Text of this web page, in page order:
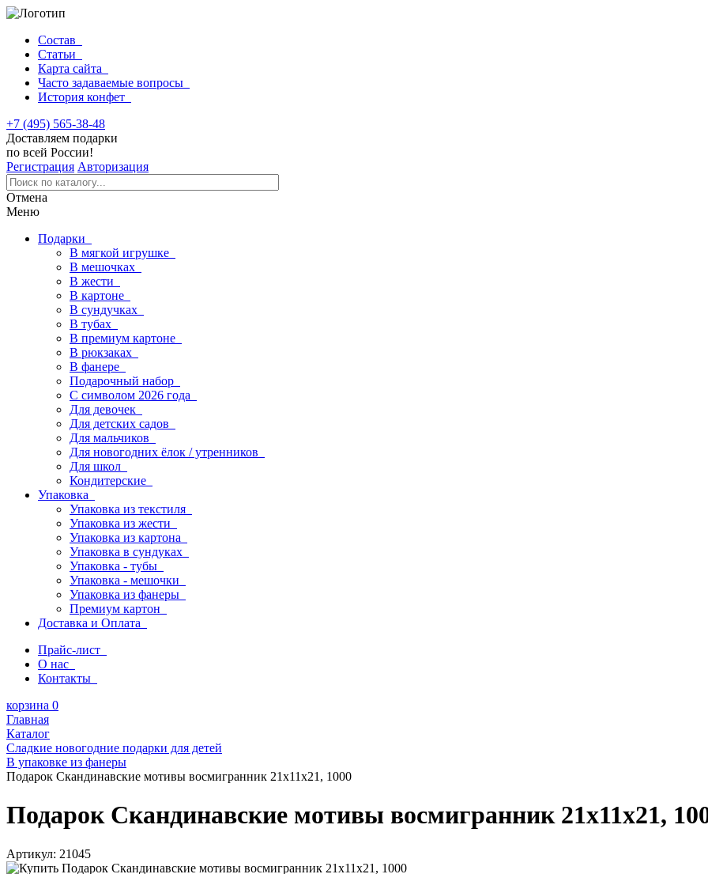
Состав
Статьи
Карта сайта
Часто задаваемые вопросы
История конфет
+7 (495) 565-38-48
Доставляем подарки
по всей России!
Регистрация Авторизация
Отмена
Меню
Подарки
В мягкой игрушке
В мешочках
В жести
В картоне
В сундучках
В тубах
В премиум картоне
В рюкзаках
В фанере
Подарочный набор
С символом 2026 года
Для девочек
Для детских садов
Для мальчиков
Для новогодних ёлок / утренников
Для школ
Кондитерские
Упаковка
Упаковка из текстиля
Упаковка из жести
Упаковка из картона
Упаковка в сундуках
Упаковка - тубы
Упаковка - мешочки
Упаковка из фанеры
Премиум картон
Доставка и Оплата
Прайс-лист
О нас
Контакты
корзина 0
Главная
Каталог
Сладкие новогодние подарки для детей
В упаковке из фанеры
Подарок Скандинавские мотивы восмигранник 21х11х21, 1000
Подарок Скандинавские мотивы восмигранник 21х11х21,
Артикул: 21045